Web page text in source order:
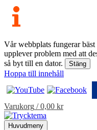
Vår webbplats fungerar
upplever problem med att
så byt till en dator.
Stäng
Hoppa till innehåll
Varukorg /0,00 kr
Huvudmeny